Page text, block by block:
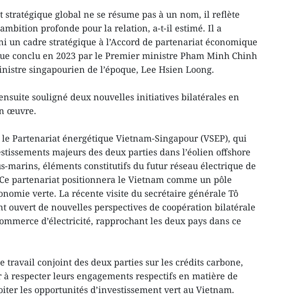
global ne se résume pas à un nom, il reflète
profonde pour la relation, a-t-il estimé. Il a
un cadre stratégique à l’Accord de partenariat économique
conclu en 2023 par le Premier ministre Pham Minh Chinh
singapourien de l’époque, Lee Hsien Loong.
souligné deux nouvelles initiatives bilatérales en
œuvre.
Partenariat énergétique Vietnam-Singapour (VSEP), qui
majeurs des deux parties dans l’éolien offshore
marins, éléments constitutifs du futur réseau électrique de
Ce partenariat positionnera le Vietnam comme un pôle
verte. La récente visite du secrétaire générale Tô
ouvert de nouvelles perspectives de coopération bilatérale
d’électricité, rapprochant les deux pays dans ce
travail conjoint des deux parties sur les crédits carbone,
respecter leurs engagements respectifs en matière de
les opportunités d’investissement vert au Vietnam.